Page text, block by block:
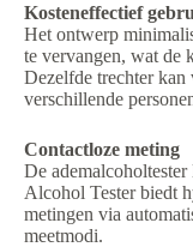
Kosteneffectief
Het ontwerp
te vervangen, wat de
Dezelfde trechter
verschillende
Contactloze meting
De
Alcohol Tester biedt
metingen via
meetmodi.